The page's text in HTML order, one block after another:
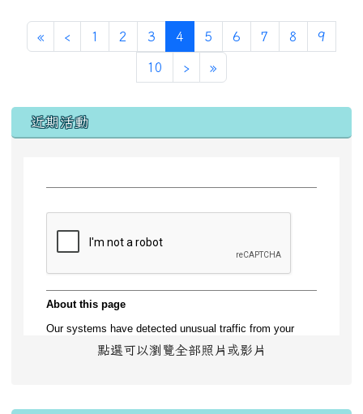
«第一頁
‹ 上一頁
1 2 3 4 (目前頁次)
5 6 7 8 9
10 ›下一頁
»最後頁
左邊區域內容
近期活動
點選可以瀏覽全部照片或影片